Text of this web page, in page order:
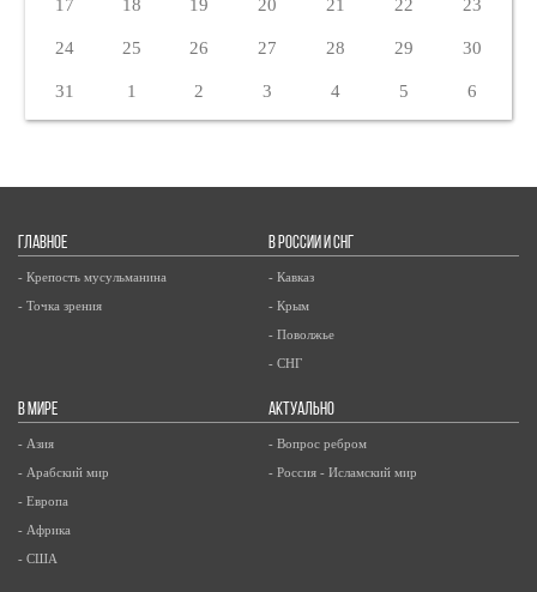
17 18 19 20 21 22 23
24 25 26 27 28 29 30
31 1 2 3 4 5 6
ГЛАВНОЕ
- Крепость мусульманина
- Точка зрения
В РОССИИ И СНГ
- Кавказ
- Крым
- Поволжье
- СНГ
В МИРЕ
- Азия
- Арабский мир
- Европа
- Африка
- США
АКТУАЛЬНО
- Вопрос ребром
- Россия - Исламский мир